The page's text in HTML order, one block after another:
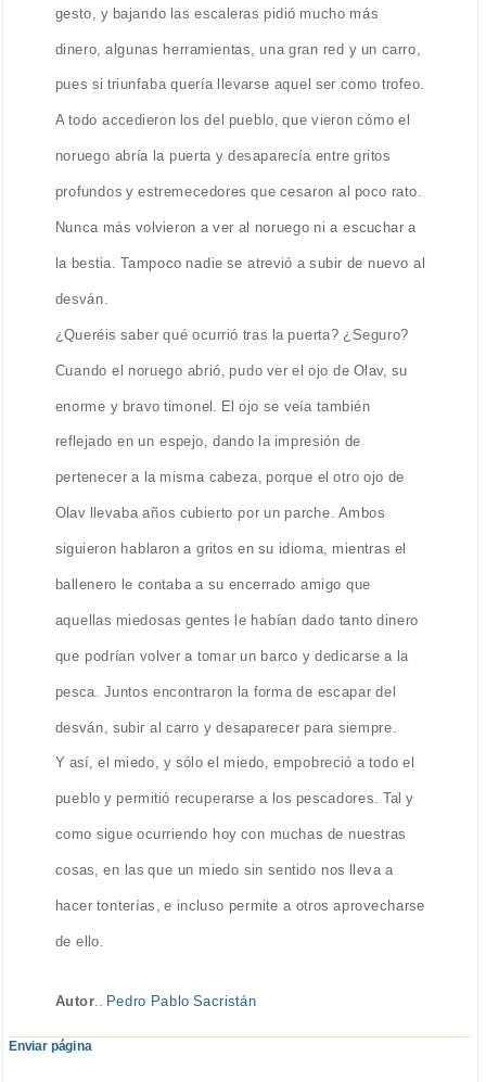
gesto, y bajando las escaleras pidió mucho más
dinero, algunas herramientas, una gran red y un carro,
pues si triunfaba quería llevarse aquel ser como trofeo.
A todo accedieron los del pueblo, que vieron cómo el
noruego abría la puerta y desaparecía entre gritos
profundos y estremecedores que cesaron al poco rato.
Nunca más volvieron a ver al noruego ni a escuchar a
la bestia. Tampoco nadie se atrevió a subir de nuevo al
desván.
¿Queréis saber qué ocurrió tras la puerta? ¿Seguro?
Cuando el noruego abrió, pudo ver el ojo de Olav, su
enorme y bravo timonel. El ojo se veía también
reflejado en un espejo, dando la impresión de
pertenecer a la misma cabeza, porque el otro ojo de
Olav llevaba años cubierto por un parche. Ambos
siguieron hablaron a gritos en su idioma, mientras el
ballenero le contaba a su encerrado amigo que
aquellas miedosas gentes le habían dado tanto dinero
que podrían volver a tomar un barco y dedicarse a la
pesca. Juntos encontraron la forma de escapar del
desván, subir al carro y desaparecer para siempre.
Y así, el miedo, y sólo el miedo, empobreció a todo el
pueblo y permitió recuperarse a los pescadores. Tal y
como sigue ocurriendo hoy con muchas de nuestras
cosas, en las que un miedo sin sentido nos lleva a
hacer tonterías, e incluso permite a otros aprovecharse
de ello.
Autor.. Pedro Pablo Sacristán
Enviar página